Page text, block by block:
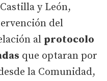
y León,
del
al protocolo
que optaran por
la Comunidad,